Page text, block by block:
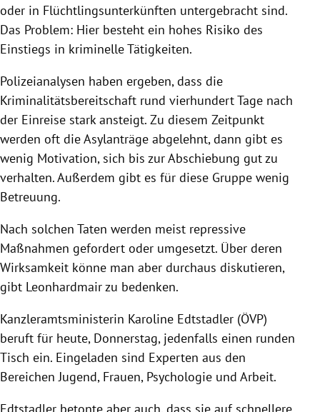
oder in Flüchtlingsunterkünften untergebracht sind.
Das Problem: Hier besteht ein hohes Risiko des
Einstiegs in kriminelle Tätigkeiten.
Polizeianalysen haben ergeben, dass die
Kriminalitätsbereitschaft rund vierhundert Tage nach
der Einreise stark ansteigt. Zu diesem Zeitpunkt
werden oft die Asylanträge abgelehnt, dann gibt es
wenig Motivation, sich bis zur Abschiebung gut zu
verhalten. Außerdem gibt es für diese Gruppe wenig
Betreuung.
Nach solchen Taten werden meist repressive
Maßnahmen gefordert oder umgesetzt. Über deren
Wirksamkeit könne man aber durchaus diskutieren,
gibt Leonhardmair zu bedenken.
Kanzleramtsministerin Karoline Edtstadler (ÖVP)
beruft für heute, Donnerstag, jedenfalls einen runden
Tisch ein. Eingeladen sind Experten aus den
Bereichen Jugend, Frauen, Psychologie und Arbeit.
Edtstadler betonte aber auch, dass sie auf schnellere